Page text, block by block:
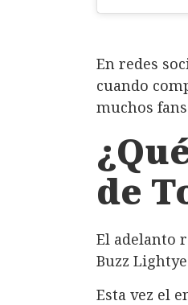
En redes
cuando
muchos
de
El adelanto
Buzz
Esta vez el